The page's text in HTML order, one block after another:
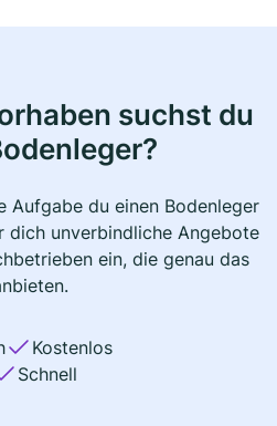
suchst du
Aufgabe du einen Bodenleger
dich unverbindliche Angebote
ein, die genau das
Kostenlos
Schnell